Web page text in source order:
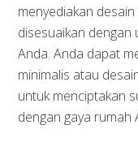
menyediakan
disesuaikan dengan
Anda. Anda dapat
minimalis atau
untuk menciptakan
dengan gaya rumah